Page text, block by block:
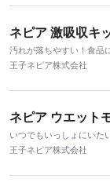
ネピア 激吸収キ
汚れが落ちやすい！食品
王子ネピア株式会社
ネピア ウエット
いつでもいっしょにいた
王子ネピア株式会社